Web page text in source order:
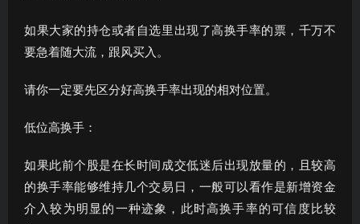
如果大家的持仓或者自选里出现了高换手率的票，千万不
要急着随大流，跟风买入。
请你一定要先区分好高换手率出现的相对位置。
低位高换手：
如果此前个股是在长时间成交低迷后出现放量的，且较高
的换手率能够维持几个交易日，一般可以看作是新增资金
介入较为明显的一种迹象，此时高换手率的可信度比较